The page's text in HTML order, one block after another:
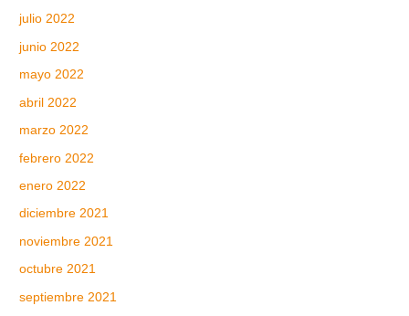
julio 2022
junio 2022
mayo 2022
abril 2022
marzo 2022
febrero 2022
enero 2022
diciembre 2021
noviembre 2021
octubre 2021
septiembre 2021